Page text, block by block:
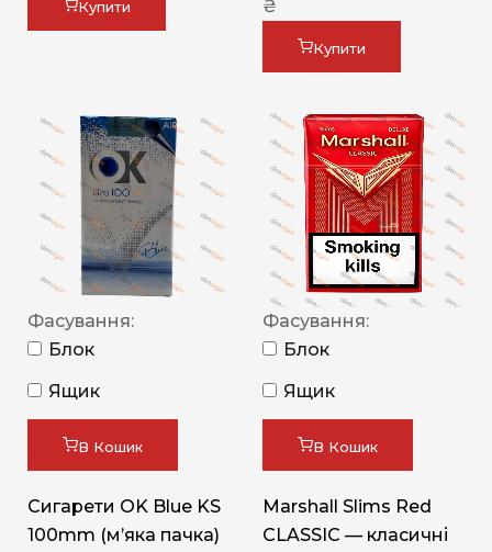
Купити
₴
Купити
Фасування:
Блок
Ящик
В Кошик
Сигарети OK Blue KS
100mm (м’яка пачка)
Фасування:
Блок
Ящик
В Кошик
Marshall Slims Red
CLASSIC — класичні